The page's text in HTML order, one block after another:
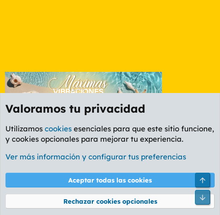
Foro General
Cookies
PL OLDSTYLE AMARILLO
Términos y reglas Política de privacidad Ayuda
Community platform by XenForo® © 2010-2026 XenForo Ltd.
Valoramos tu privacidad
Utilizamos cookies esenciales para que este sitio funcione,
y cookies opcionales para mejorar tu experiencia.
Ver más información y configurar tus preferencias
Aceptar todas las cookies
Rechazar cookies opcionales
Pie